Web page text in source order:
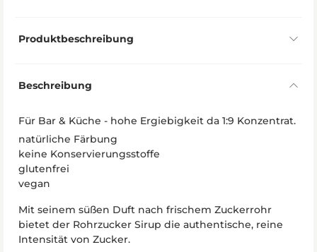
Produktbeschreibung
Beschreibung
Für Bar & Küche - hohe Ergiebigkeit da 1:9 Konzentrat.
natürliche Färbung
keine Konservierungsstoffe
glutenfrei
vegan
Mit seinem süßen Duft nach frischem Zuckerrohr
bietet der Rohrzucker Sirup die authentische, reine
Intensität von Zucker.